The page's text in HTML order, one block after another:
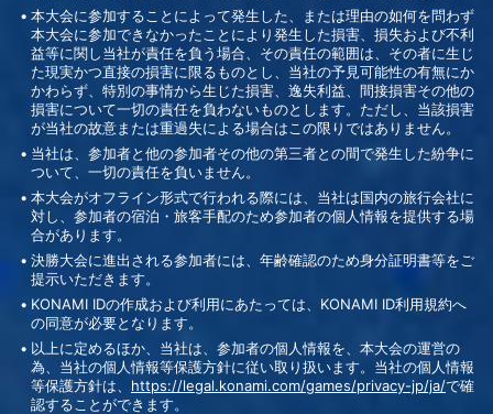
本大会に参加することによって発生した、または理由の如何を問わず
本大会に参加できなかったことにより発生した損害、損失および不利
益等に関し当社が責任を負う場合、その責任の範囲は、その者に生じ
た現実かつ直接の損害に限るものとし、当社の予見可能性の有無にか
かわらず、特別の事情から生じた損害、逸失利益、間接損害その他の
損害について一切の責任を負わないものとします。ただし、当該損害
が当社の故意または重過失による場合はこの限りではありません。
当社は、参加者と他の参加者その他の第三者との間で発生した紛争に
ついて、一切の責任を負いません。
本大会がオフライン形式で行われる際には、当社は国内の旅行会社に
対し、参加者の宿泊・旅客手配のため参加者の個人情報を提供する場
合があります。
決勝大会に進出される参加者には、年齢確認のため身分証明書等をご
提示いただきます。
KONAMI IDの作成および利用にあたっては、KONAMI ID利用規約へ
の同意が必要となります。
以上に定めるほか、当社は、参加者の個人情報を、本大会の運営の
為、当社の個人情報等保護方針に従い取り扱います。当社の個人情報
等保護方針は、 https://legal.konami.com/games/privacy-jp/ja/で確
認することができます。